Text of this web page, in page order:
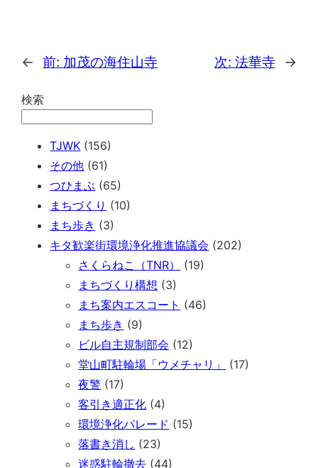
← 前: 加茂の海住山寺 次: 法華寺 →
検索
TJWK (156)
その他 (61)
つひまぶ (65)
まちづくり (10)
まち歩き (3)
キタ歓楽街環境浄化推進協議会 (202)
さくらねこ（TNR）
(19)
まちづくり構想 (3)
まち案内エスコート (46)
まち歩き (9)
ビル自主規制部会 (12)
堂山町駐輪場「ウメチャリ」
(17)
夜警 (17)
客引き適正化 (4)
環境浄化パレード (15)
落書き消し (23)
迷惑駐輪撤去 (44)